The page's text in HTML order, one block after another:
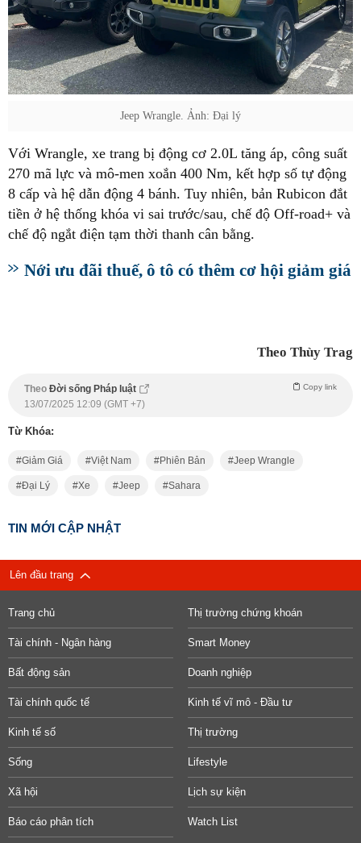
Jeep Wrangle. Ảnh: Đại lý
Với Wrangle, xe trang bị động cơ 2.0L tăng áp, công suất
270 mã lực và mô-men xoắn 400 Nm, kết hợp số tự động
8 cấp và hệ dẫn động 4 bánh. Tuy nhiên, bản Rubicon đắt
tiền ở hệ thống khóa vi sai trước/sau, chế độ Off-road+ và
chế độ ngắt điện tạm thời thanh cân bằng.
Nới ưu đãi thuế, ô tô có thêm cơ hội giảm giá
Theo Thùy Trag
Theo Đời sống Pháp luật Copy link
13/07/2025 12:09 (GMT +7)
Từ Khóa:
Giảm Giá Việt Nam Phiên Bản Jeep Wrangle
Đại Lý Xe Jeep Sahara
TIN MỚI CẬP NHẬT
Lên đầu trang
Trang chủ Thị trường chứng khoán
Tài chính - Ngân hàng Smart Money
Bất động sản Doanh nghiệp
Tài chính quốc tế Kinh tế vĩ mô - Đầu tư
Kinh tế số Thị trường
Sống Lifestyle
Xã hội Lịch sự kiện
Báo cáo phân tích Watch List